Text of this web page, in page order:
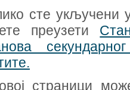
сте укључени
преузети
страници